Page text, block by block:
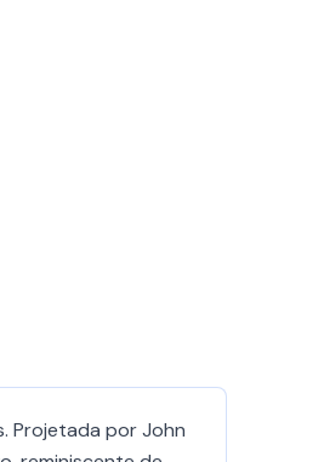
Projetada por John